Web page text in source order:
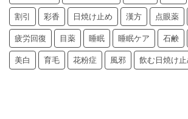
割引 彩香 日焼け止め 漢方 点眼薬
疲労回復 目薬 睡眠 睡眠ケア 石鹸
美白 育毛 花粉症 風邪 飲む日焼け止